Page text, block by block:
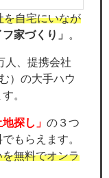
を自宅にいなが
家づくり」
人、提携会社
）の大手ハウ
。
探し」 の３つ
もらえます。
無料でオンラ